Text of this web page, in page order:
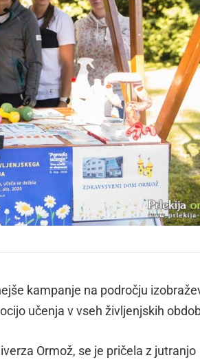
kampanje na področju
učenja v vseh življenjskih
Ormož, se je pričela z jutranjo